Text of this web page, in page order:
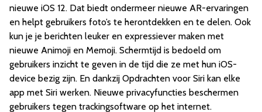
nieuwe iOS 12. Dat biedt ondermeer nieuwe AR-ervaringen
en helpt gebruikers foto’s te herontdekken en te delen. Ook
kun je je berichten leuker en expressiever maken met
nieuwe Animoji en Memoji. Schermtijd is bedoeld om
gebruikers inzicht te geven in de tijd die ze met hun iOS-
device bezig zijn. En dankzij Opdrachten voor Siri kan elke
app met Siri werken. Nieuwe privacyfuncties beschermen
gebruikers tegen trackingsoftware op het internet.